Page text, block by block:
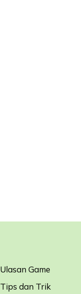
Ulasan Game
Tips dan Trik